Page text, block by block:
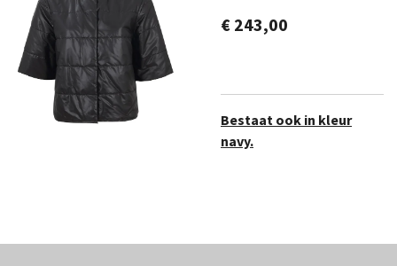
€ 243,00
Bestaat ook in kleur
navy.